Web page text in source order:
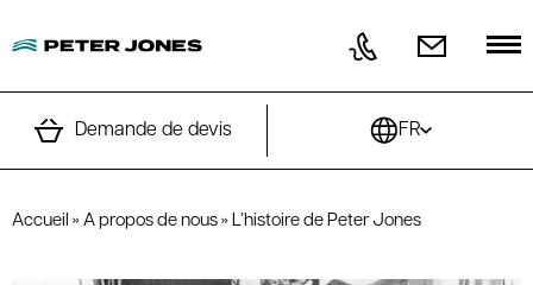
Demande de devis FR
Accueil » A propos de nous » L’histoire de Peter Jones